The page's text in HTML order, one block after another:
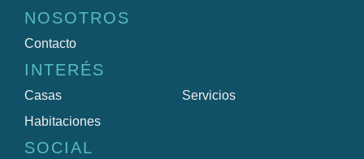
NOSOTROS
Contacto
INTERÉS
Casas
Habitaciones
Servicios
SOCIAL